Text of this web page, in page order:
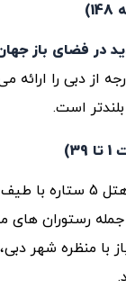
در فضای باز
اندازهای 360 درجه از دبی
است.
)
این هتل 5 ستاره
جمله رستوران های
با منظره شهر